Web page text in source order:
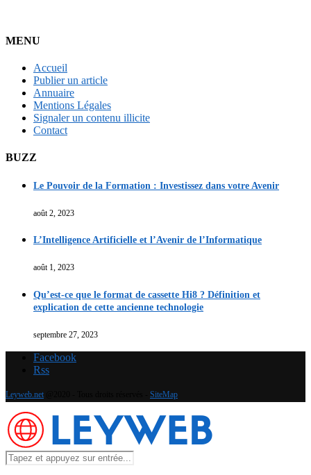
MENU
Accueil
Publier un article
Annuaire
Mentions Légales
Signaler un contenu illicite
Contact
BUZZ
Le Pouvoir de la Formation : Investissez dans votre Avenir
août 2, 2023
L’Intelligence Artificielle et l’Avenir de l’Informatique
août 1, 2023
Qu’est-ce que le format de cassette Hi8 ? Définition et
explication de cette ancienne technologie
septembre 27, 2023
Facebook
Rss
Leyweb.net SiteMap